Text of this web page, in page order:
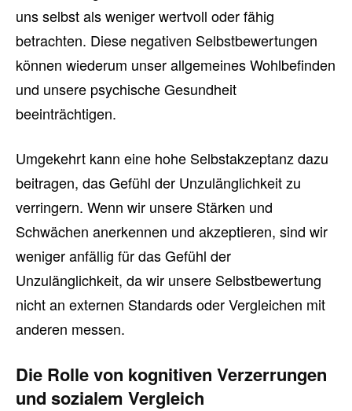
uns selbst als weniger wertvoll oder fähig
betrachten. Diese negativen Selbstbewertungen
können wiederum unser allgemeines Wohlbefinden
und unsere psychische Gesundheit
beeinträchtigen.
Umgekehrt kann eine hohe Selbstakzeptanz dazu
beitragen, das Gefühl der Unzulänglichkeit zu
verringern. Wenn wir unsere Stärken und
Schwächen anerkennen und akzeptieren, sind wir
weniger anfällig für das Gefühl der
Unzulänglichkeit, da wir unsere Selbstbewertung
nicht an externen Standards oder Vergleichen mit
anderen messen.
Die Rolle von kognitiven Verzerrungen
und sozialem Vergleich